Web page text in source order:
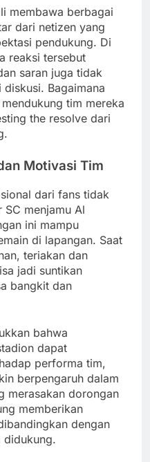
membawa berbagai
dari netizen yang
pendukung. Di
reaksi tersebut
saran juga tidak
Bagaimana
tim mereka
the resolve dari
Motivasi Tim
dari fans tidak
SC menjamu Al
ini mampu
di lapangan. Saat
teriakan dan
jadi suntikan
bangkit dan
bahwa
dapat
performa tim,
berpengaruh dalam
merasakan dorongan
memberikan
dengan
didukung.